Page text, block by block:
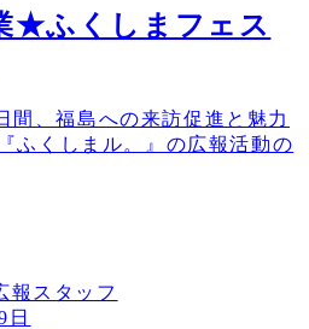
★ふくしまフェス
間、福島への来訪促進と魅力
ふくしまル。』の広報活動の
報スタッフ
日